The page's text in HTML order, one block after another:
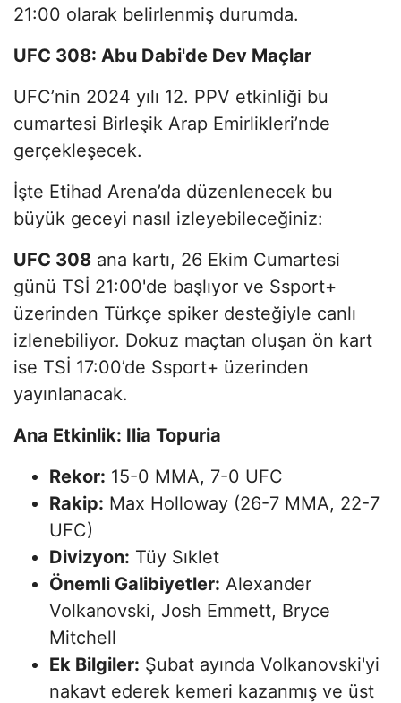
21:00 olarak belirlenmiş durumda.
UFC 308: Abu Dabi'de Dev Maçlar
UFC’nin 2024 yılı 12. PPV etkinliği bu
cumartesi Birleşik Arap Emirlikleri’nde
gerçekleşecek.
İşte Etihad Arena’da düzenlenecek bu
büyük geceyi nasıl izleyebileceğiniz:
UFC 308 ana kartı, 26 Ekim Cumartesi
günü TSİ 21:00'de başlıyor ve Ssport+
üzerinden Türkçe spiker desteğiyle canlı
izlenebiliyor. Dokuz maçtan oluşan ön kart
ise TSİ 17:00’de Ssport+ üzerinden
yayınlanacak.
Ana Etkinlik: Ilia Topuria
Rekor: 15-0 MMA, 7-0 UFC
Rakip: Max Holloway (26-7 MMA, 22-7
UFC)
Divizyon: Tüy Sıklet
Önemli Galibiyetler: Alexander
Volkanovski, Josh Emmett, Bryce
Mitchell
Ek Bilgiler: Şubat ayında Volkanovski'yi
nakavt ederek kemeri kazanmış ve üst